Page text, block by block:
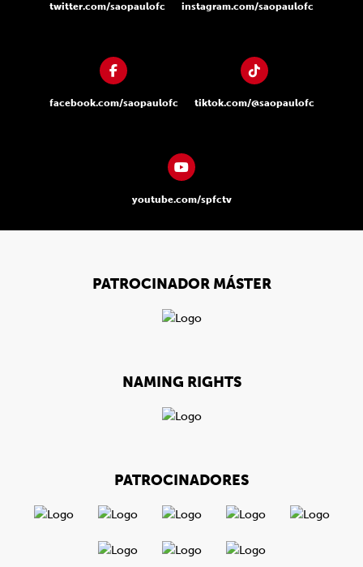
twitter.com/saopaulofc instagram.com/saopaulofc
facebook.com/saopaulofc tiktok.com/@saopaulofc
youtube.com/spfctv
PATROCINADOR MÁSTER
NAMING RIGHTS
PATROCINADORES